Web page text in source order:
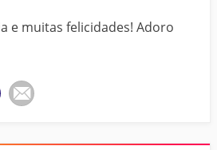
e muitas felicidades! Adoro